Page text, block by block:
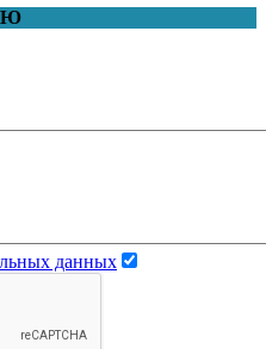
данных